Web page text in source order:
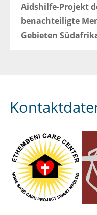
Aidshilfe-Projekt
benachteiligte
Gebieten